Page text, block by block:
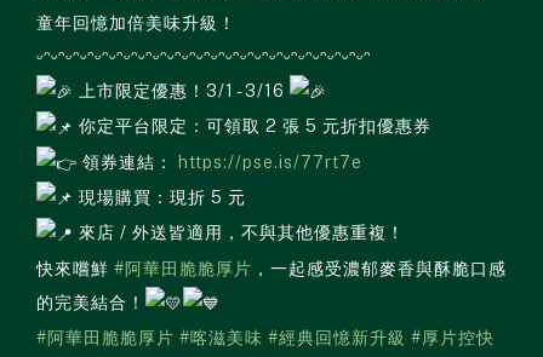
童年回憶加倍美味升級！
ᵕᵔᵕᵔᵕᵔᵕᵔᵕᵔᵕᵔᵕᵔᵕᵔᵕᵔᵕᵔᵕᵔᵕᵔᵕᵔᵕᵔᵕᵔᵕᵔᵕᵔᵕᵔᵕᵔᵕᵔᵕᵔᵕᵔᵕᵔ
上市限定優惠！3/1 - 3/16
你定平台限定：可領取 2 張 5 元折扣優惠券
領券連結：
https://pse.is/77rt7e
現場購買：現折 5 元
來店 / 外送皆適用，不與其他優惠重複！
快來嚐鮮 #阿華田脆脆厚片 ，一起感受濃郁麥香與酥脆口感
的完美結合！
#阿華田脆脆厚片 #喀滋美味 #經典回憶新升級 #厚片控快